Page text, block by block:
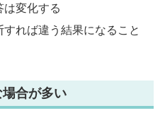
は変化する
れば違う結果になること
合が多い